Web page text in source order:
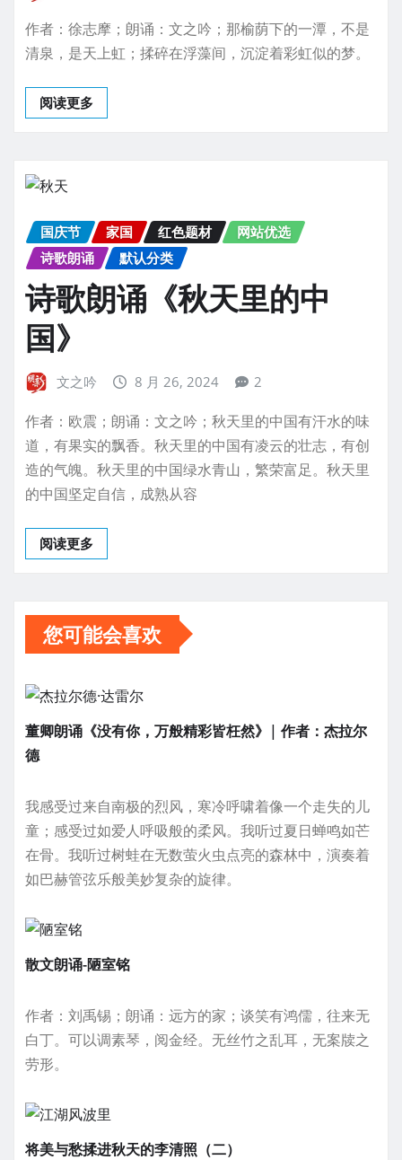
作者：徐志摩；朗诵：文之吟；那榆荫下的一潭，不是
清泉，是天上虹；揉碎在浮藻间，沉淀着彩虹似的梦。
阅读更多
国庆节 家国 红色题材
网站优选
诗歌朗诵
默认分类
诗歌朗诵《秋天里的中
国》
文之吟 8 月 26, 2024 2
作者：欧震；朗诵：文之吟；秋天里的中国有汗水的味
道，有果实的飘香。秋天里的中国有凌云的壮志，有创
造的气魄。秋天里的中国绿水青山，繁荣富足。秋天里
的中国坚定自信，成熟从容
阅读更多
您可能会喜欢
董卿朗诵《没有你，万般精彩皆枉然》| 作者：杰拉尔
德
我感受过来自南极的烈风，寒冷呼啸着像一个走失的儿
童；感受过如爱人呼吸般的柔风。我听过夏日蝉鸣如芒
在骨。我听过树蛙在无数萤火虫点亮的森林中，演奏着
如巴赫管弦乐般美妙复杂的旋律。
散文朗诵-陋室铭
作者：刘禹锡；朗诵：远方的家；谈笑有鸿儒，往来无
白丁。可以调素琴，阅金经。无丝竹之乱耳，无案牍之
劳形。
将美与愁揉进秋天的李清照（二）